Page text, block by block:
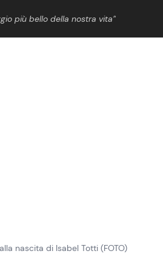
più bello della nostra vita”
nascita di Isabel Totti (FOTO)